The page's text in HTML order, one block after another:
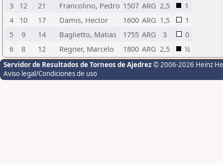
3
12 21 Francolino, Pedro 1507 ARG 2,5
1
4
10 17 Damis, Hector 1600 ARG 1,5
1
5
9 14 Baglietto, Matias 1755 ARG 3
0
6
8 12 Regner, Marcelo 1800 ARG 2,5 ½
Servidor de Resultados de Torneos de Ajedrez © 2006-2026 Heinz
Aviso legal/Condiciones de uso